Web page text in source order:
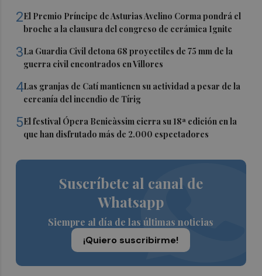
2El Premio Príncipe de Asturias Avelino Corma pondrá el
broche a la clausura del congreso de cerámica Ignite
3La Guardia Civil detona 68 proyectiles de 75 mm de la
guerra civil encontrados en Villores
4Las granjas de Catí mantienen su actividad a pesar de la
cercanía del incendio de Tírig
5El festival Ópera Benicàssim cierra su 18ª edición en la
que han disfrutado más de 2.000 espectadores
Suscríbete al canal de
Whatsapp
Siempre al día de las últimas noticias
¡Quiero suscribirme!